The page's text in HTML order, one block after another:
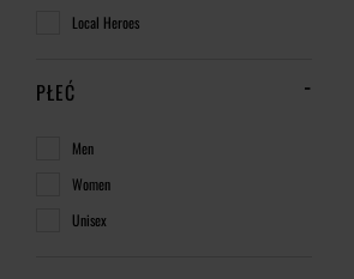
Local Heroes
PŁEĆ
Men
Women
Unisex